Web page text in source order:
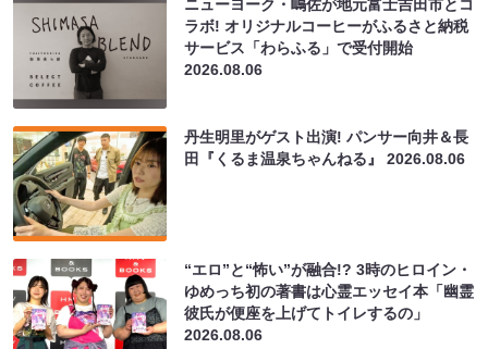
ニューヨーク・嶋佐が地元富士吉田市とコ
ラボ! オリジナルコーヒーがふるさと納税
サービス「わらふる」で受付開始
2026.08.06
丹生明里がゲスト出演! パンサー向井＆長
田『くるま温泉ちゃんねる』2026.08.06
“エロ”と“怖い”が融合!? 3時のヒロイン・
ゆめっち初の著書は心霊エッセイ本「幽霊
彼氏が便座を上げてトイレするの」
2026.08.06